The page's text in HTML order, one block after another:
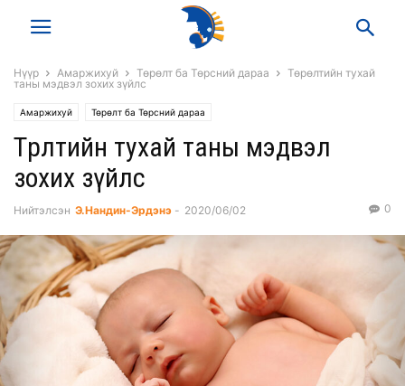
Нүүр Амаржихуй Төрөлт ба Төрсний дараа
Төрөлтийн тухай
таны мэдвэл зохих зүйлс
Амаржихуй Төрөлт ба Төрсний дараа
Төрөлтийн тухай таны мэдвэл
зохих зүйлс
Нийтэлсэн Э.Нандин-Эрдэнэ - 2020/06/02 0